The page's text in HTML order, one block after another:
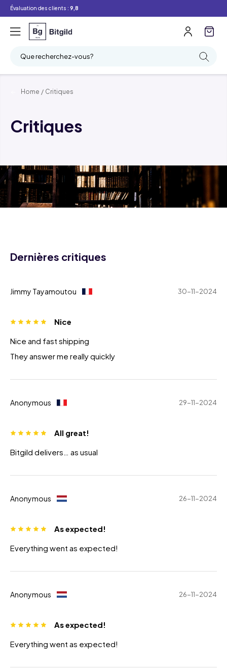
Évaluation des clients : 9,8
Que recherchez-vous?
Home / Critiques
Critiques
Dernières critiques
Jimmy Tayamoutou 30-11-2024
Nice
Nice and fast shipping
They answer me really quickly
Anonymous 29-11-2024
All great!
Bitgild delivers… as usual
Anonymous 26-11-2024
As expected!
Everything went as expected!
Anonymous 26-11-2024
As expected!
Everything went as expected!